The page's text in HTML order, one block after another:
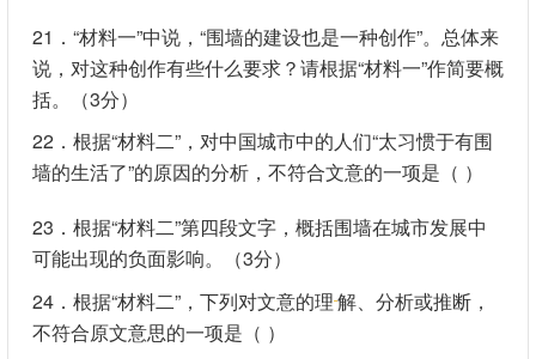
21．“材料一”中说，“围墙的建设也是一种创作”。总体来
说，对这种创作有些什么要求？请根据“材料一”作简要概
括。（3分）
22．根据“材料二”，对中国城市中的人们“太习惯于有围
墙的生活了”的原因的分析，不符合文意的一项是（ ）
23．根据“材料二”第四段文字，概括围墙在城市发展中
可能出现的负面影响。（3分）
24．根据“材料二”，下列对文意的理解、分析或推断，
不符合原文意思的一项是（ ）